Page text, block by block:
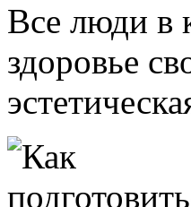
Все люди в
здоровье